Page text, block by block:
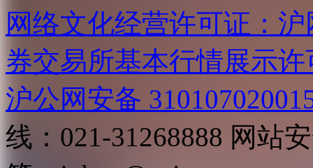
网络文化经营许可证：
券交易所基本行情展示许
沪公网安备
线：021-31268888 网站